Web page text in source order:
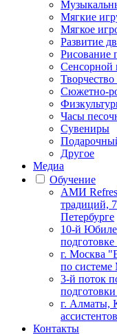
Мягкие
Мягкое
Развитие
Рисование
Сенсорной
Сюжетно-
Часы
Сувениры
Другое
Медиа
Обучение
АМИ
традиций,
Петербурге
10-й
г. Москва
по
3-й поток
г. Алматы,
Контакты